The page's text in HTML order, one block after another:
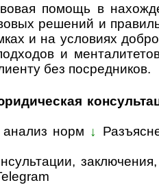
по­мощь в
ре­ше­ний и
и на усло­ви­ях
и
без по­сред­ников.
норм ↓